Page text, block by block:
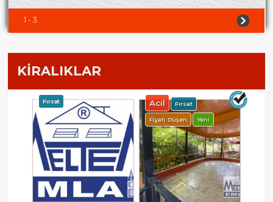
1 - 3
KİRALIKLAR
Fırsat Acil Fırsat
Fiyatı Düşen Yeni